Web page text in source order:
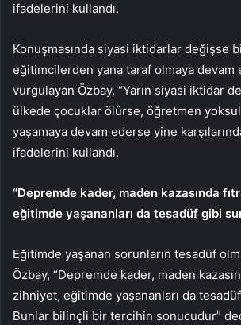
ifadelerini kullandı.
Konuşmasında siyasi iktidarlar değişse
eğitimcilerden yana taraf olmaya devam
vurgulayan Özbay, “Yarın siyasi iktidar
ülkede çocuklar ölürse, öğretmen
yaşamaya devam ederse yine
ifadelerini kullandı.
“Depremde kader, maden kazasında
eğitimde yaşananları da tesadüf gibi
Eğitimde yaşanan sorunların tesadüf
Özbay, “Depremde kader, maden
zihniyet, eğitimde yaşananları da
Bunlar bilinçli bir tercihin sonucudur”